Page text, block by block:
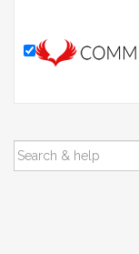
SEARCH
FOR: